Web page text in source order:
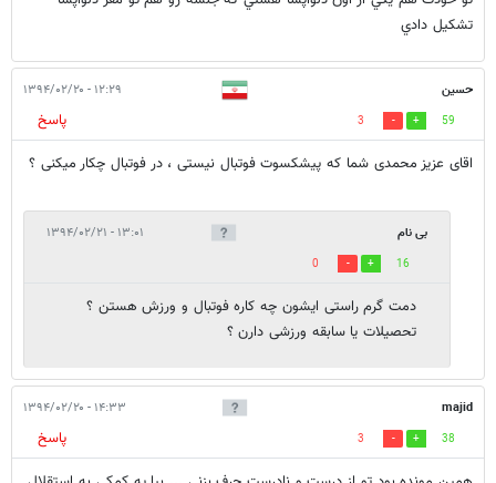
تشكيل دادي
حسین ۱۲:۲۹ - ۱۳۹۴/۰۲/۲۰
59
3
پاسخ
اقای عزیز محمدی شما که پیشکسوت فوتبال نیستی ، در فوتبال چکار میکنی ؟
بی نام ۱۳:۰۱ - ۱۳۹۴/۰۲/۲۱
16
0
دمت گرم راستی ایشون چه کاره فوتبال و ورزش هستن ؟
تحصیلات یا سابقه ورزشی دارن ؟
majid ۱۴:۳۳ - ۱۳۹۴/۰۲/۲۰
38
3
پاسخ